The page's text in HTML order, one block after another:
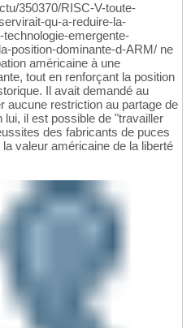
350370/RISC-V-toute-
qu-a-reduire-la-
emergente-
position-dominante-d-ARM/ ne
américaine à une
tout en renforçant la position
Il avait demandé au
aucune restriction au partage de
lui, il est possible de "travailler
des fabricants de puces
valeur américaine de la liberté